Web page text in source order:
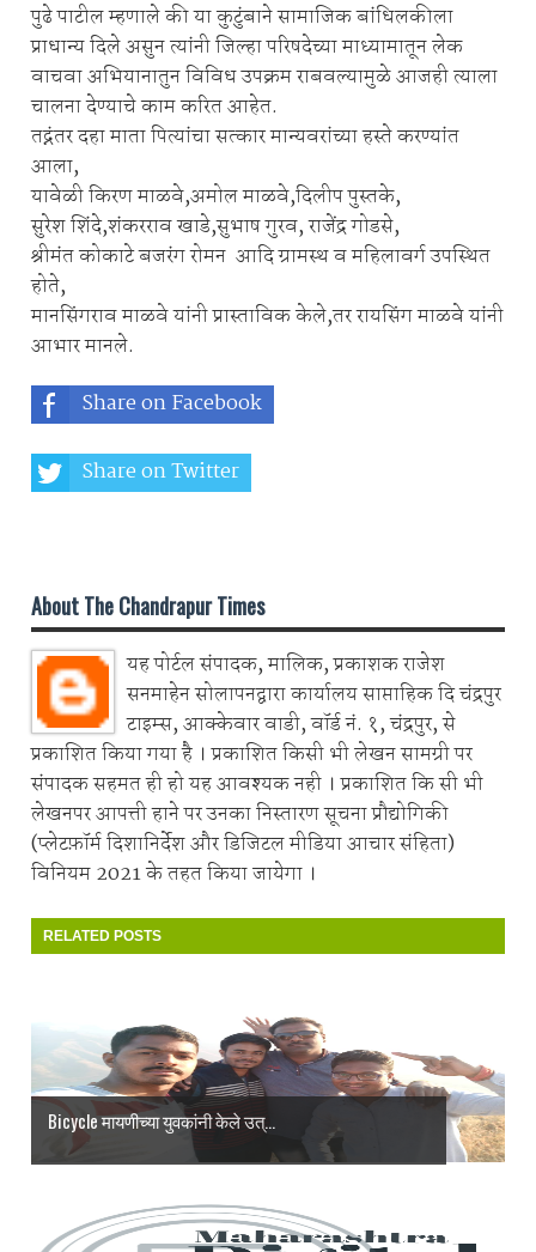
पुढे पाटील म्हणाले की या कुटुंबाने सामाजिक बांधिलकीला
प्राधान्य दिले असुन त्यांनी जिल्हा परिषदेच्या माध्यामातून लेक
वाचवा अभियानातुन विविध उपक्रम राबवल्यामुळे आजही त्याला
चालना देण्याचे काम करित आहेत.
तद्नंतर दहा माता पित्यांचा सत्कार मान्यवरांच्या हस्ते करण्यांत
आला,
यावेळी किरण माळवे,अमोल माळवे,दिलीप पुस्तके,
सुरेश शिंदे,शंकरराव खाडे,सुभाष गुरव, राजेंद्र गोडसे,
श्रीमंत कोकाटे बजरंग रोमन आदि ग्रामस्थ व महिलावर्ग उपस्थित
होते,
‍मानसिंगराव माळवे यांनी प्रास्ताविक केले,तर रायसिंग माळवे यांनी
आभार मानले.
Share on Facebook
Share on Twitter
About The Chandrapur Times
यह पोर्टल संपादक, मालिक, प्रकाशक राजेश
सनमाहेन सोलापनद्वारा कार्यालय साप्ताहिक दि चंद्रपुर
टाइम्स, आक्केवार वाडी, वॉर्ड नं. १, चंद्रपुर, से
प्रकाशित किया गया है । प्रकाशित किसी भी लेखन सामग्री पर
संपादक सहमत ही हो यह आवश्यक नही । प्रकाशित कि सी भी
लेखनपर आपत्ती हाने पर उनका निस्तारण सूचना प्रौद्योगिकी
(प्लेटफ़ॉर्म दिशानिर्देश और डिजिटल मीडिया आचार संहिता)
विनियम 2021 के तहत किया जायेगा ।
RELATED POSTS
Bicycle मायणीच्या युवकांनी केले उत्...